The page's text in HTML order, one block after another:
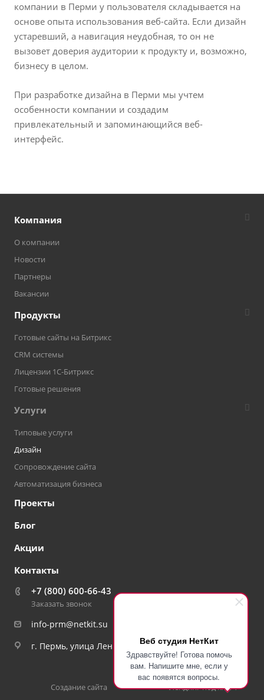
Веб студия НетКит
Здравствуйте! Готова помочь
вам. Напишите мне, если у
вас появятся вопросы.
компании в Перми у пользователя складывается на
основе опыта использования веб-сайта. Если дизайн
устаревший, а навигация неудобная, то он не
вызовет доверия аудитории к продукту и, возможно,
бизнесу в целом.
При разработке дизайна в Перми мы учтем
особенности компании и создадим
привлекательный и запоминающийся веб-
интерфейс.
Компания
О компании
Новости
Партнеры
Вакансии
Продукты
Готовые сайты на Битрикс
CRM системы
Лицензии 1С-Битрикс
Готовые решения
Услуги
Типовые услуги
Дизайн
Сопровождение сайта
Автоматизация бизнеса
Проекты
Блог
Акции
Контакты
+7 (800) 600-66-43
Заказать звонок
info-prm@netkit.su
г. Пермь, улица Ленина, дом 92
Создание сайта Лендинг под ключ